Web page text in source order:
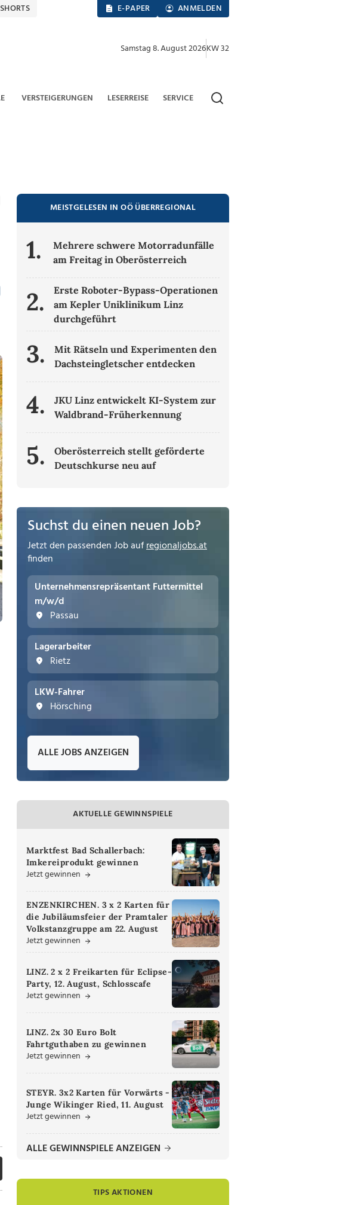
E-PAPER ANMELDEN
Samstag 8. August 2026KW 32
VERSTEIGERUNGEN LESERREISE SERVICE
MEISTGELESEN IN OÖ ÜBERREGIONAL
1.
Mehrere schwere Motorradunfälle
am Freitag in Oberösterreich
2.
Erste Roboter-Bypass-Operationen
am Kepler Uniklinikum Linz
durchgeführt
3.
Mit Rätseln und Experimenten den
Dachsteingletscher entdecken
4.
JKU Linz entwickelt KI-System zur
Waldbrand-Früherkennung
5.
Oberösterreich stellt geförderte
Deutschkurse neu auf
Suchst du einen neuen Job?
Jetzt den passenden Job aufregionaljobs.at
finden
Unternehmensrepräsentant Futtermittel
m/w/d
Passau
Lagerarbeiter
Rietz
LKW-Fahrer
Hörsching
ALLE JOBS ANZEIGEN
AKTUELLE GEWINNSPIELE
Marktfest Bad Schallerbach:
Imkereiprodukt gewinnen
Jetzt gewinnen
ENZENKIRCHEN. 3 x 2 Karten für
die Jubiläumsfeier der Pramtaler
Volkstanzgruppe am 22. August
Jetzt gewinnen
LINZ. 2 x 2 Freikarten für Eclipse-
Party, 12. August, Schlosscafe
Jetzt gewinnen
LINZ. 2x 30 Euro Bolt
Fahrtguthaben zu gewinnen
Jetzt gewinnen
STEYR. 3x2 Karten für Vorwärts -
Junge Wikinger Ried, 11. August
Jetzt gewinnen
ALLE GEWINNSPIELE ANZEIGEN
TIPS AKTIONEN